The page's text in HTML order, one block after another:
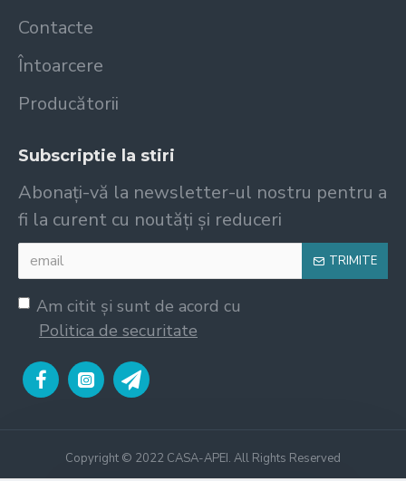
Contacte
Întoarcere
Producătorii
Subscriptie la stiri
Abonați-vă la newsletter-ul nostru pentru a
fi la curent cu noutăți și reduceri
TRIMITE
Am citit şi sunt de acord cu
Politica de securitate
Copyright © 2022 CASA-APEI. All Rights Reserved